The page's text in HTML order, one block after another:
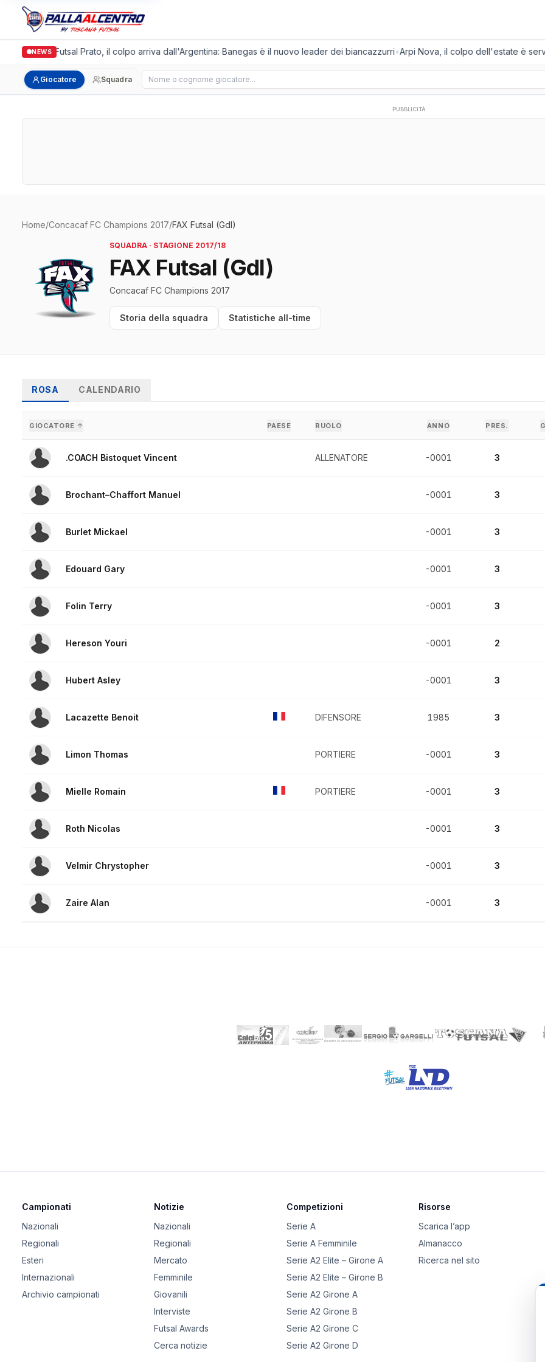
NEWS
Italgronda Futsal Prato, il colpo arriva dall'Argentina: Banegas è il nuovo leader dei biancazzurri•Arpi Nova, il colpo dell'estate è
Giocatore Squadra Cerca giocatore
PUBBLICITÀ
Home/Concacaf FC Champions 2017/FAX Futsal (Gdl)
SQUADRA · STAGIONE 2017/18
FAX Futsal (Gdl)
Concacaf FC Champions 2017
Storia della squadra Statistiche all-time
ROSA CALENDARIO
GIOCATORE ↑ PAESE RUOLO ANNO PRES.
.COACH Bistoquet Vincent ALLENATORE -0001 3
Brochant–Chaffort Manuel -0001 3
Burlet Mickael -0001 3
Edouard Gary -0001 3
Folin Terry -0001 3
Hereson Youri -0001 2
Hubert Asley -0001 3
Lacazette Benoit DIFENSORE 1985 3
Limon Thomas PORTIERE -0001 3
Mielle Romain PORTIERE -0001 3
Roth Nicolas -0001 3
Velmir Chrystopher -0001 3
Zaire Alan -0001 3
Campionati
Nazionali
Regionali
Esteri
Internazionali
Archivio campionati
Notizie
Nazionali
Regionali
Mercato
Femminile
Giovanili
Interviste
Futsal Awards
Cerca notizie
Competizioni
Serie A
Serie A Femminile
Serie A2 Elite – Girone A
Serie A2 Elite – Girone B
Serie A2 Girone A
Serie A2 Girone B
Serie A2 Girone C
Serie A2 Girone D
Risorse
Scarica l’app
Almanacco
Ricerca nel sito